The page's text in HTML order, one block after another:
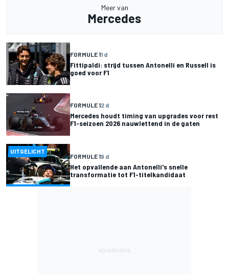
Meer van
Mercedes
FORMULE 11 d
Fittipaldi: strijd tussen Antonelli en Russell is
goed voor F1
FORMULE 12 d
Mercedes houdt timing van upgrades voor rest
F1-seizoen 2026 nauwlettend in de gaten
UITGELICHT
FORMULE 19 d
Het opvallende aan Antonelli's snelle
transformatie tot F1-titelkandidaat